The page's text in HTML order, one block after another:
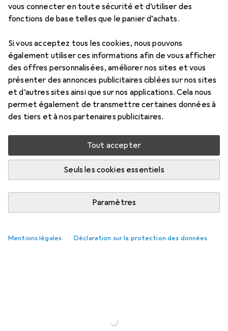
vous connecter en toute sécurité et d’utiliser des
fonctions de base telles que le panier d’achats.
Si vous acceptez tous les cookies, nous pouvons
également utiliser ces informations afin de vous afficher
des offres personnalisées, améliorer nos sites et vous
présenter des annonces publicitaires ciblées sur nos sites
et d’autres sites ainsi que sur nos applications. Cela nous
permet également de transmettre certaines données à
des tiers et à nos partenaires publicitaires.
Tout accepter
Seuls les cookies essentiels
Paramètres
Mentions légales Déclaration sur la protection des données